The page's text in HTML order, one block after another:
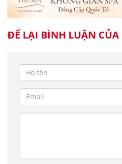
ĐỂ LẠI BÌNH LUẬN CỦA